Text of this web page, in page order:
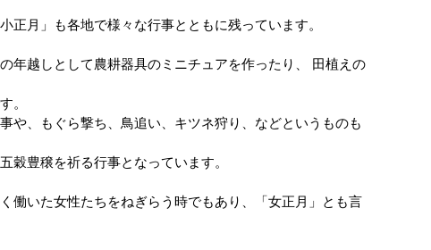
正月」も各地で様々な行事とともに残っています。
年越しとして農耕器具のミニチュアを作ったり、 田植えの
。
や、もぐら撃ち、鳥追い、キツネ狩り、などというものも
穀豊穣を祈る行事となっています。
働いた女性たちをねぎらう時でもあり、「女正月」とも言